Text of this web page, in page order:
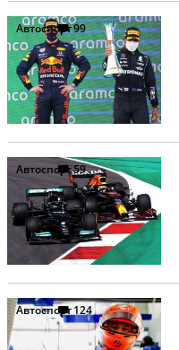
Автоспорт99
Автоспорт59
Автоспорт124